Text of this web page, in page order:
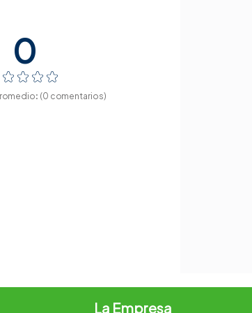
☆ ☆ ☆ ☆
(0 comentarios)
La Empresa